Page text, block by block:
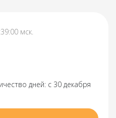
мск.
дней: с 30 декабря